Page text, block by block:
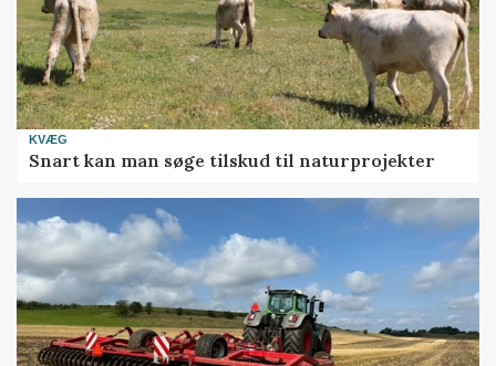
KVÆG
Snart kan man søge tilskud til naturprojekter